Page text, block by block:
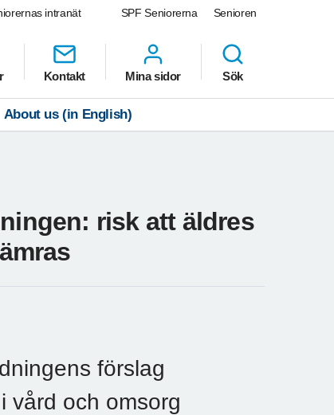
SPF Seniorerna Senioren
intranät
Kontakt Mina sidor Sök
About us (in English)
risk att äldres
förslag
vård och omsorg